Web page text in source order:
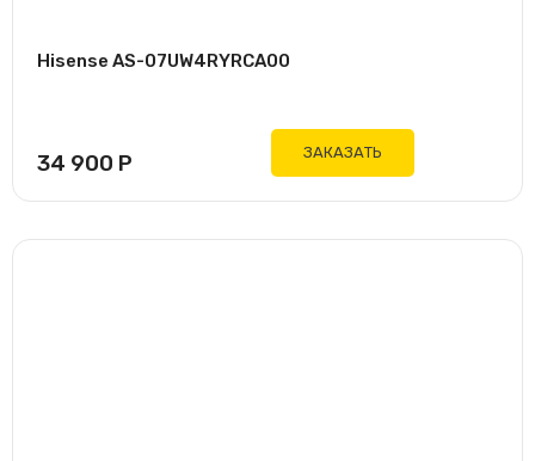
Hisense AS-07UW4RYRCA00
34 900 Р ЗАКАЗАТЬ